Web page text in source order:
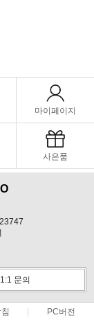
마이페이지
사은품
1:1 문의
PC버전